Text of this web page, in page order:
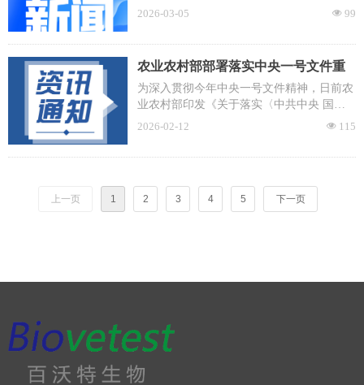
沟通。围绕提振消费、发展“人工智能+畜牧
年共提交八份提案。
넶 99
2026-03-05
农业农村部部署落实中央一号文件重
点工作
为深入贯彻今年中央一号文件精神，日前农
业农村部印发《关于落实〈中共中央 国务
院关于锚定农业农村现代化、扎实推进乡村
넶 115
2026-02-12
上一页 1 2 3 4 5 下一页